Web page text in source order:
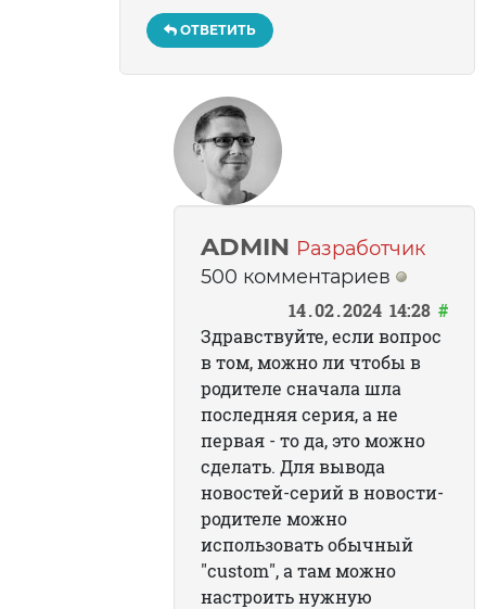
ОТВЕТИТЬ
ADMIN Разработчик
500 комментариев
14 02 2024 14:28 #
Здравствуйте, если вопрос
в том, можно ли чтобы в
родителе сначала шла
последняя серия, а не
первая - то да, это можно
сделать. Для вывода
новостей-серий в новости-
родителе можно
использовать обычный
"custom", а там можно
настроить нужную